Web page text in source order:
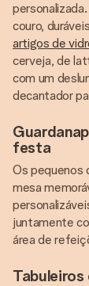
couro,
artigos de
cerveja, de
com um
decantador
festa
Os pequenos
mesa
juntamente
área de